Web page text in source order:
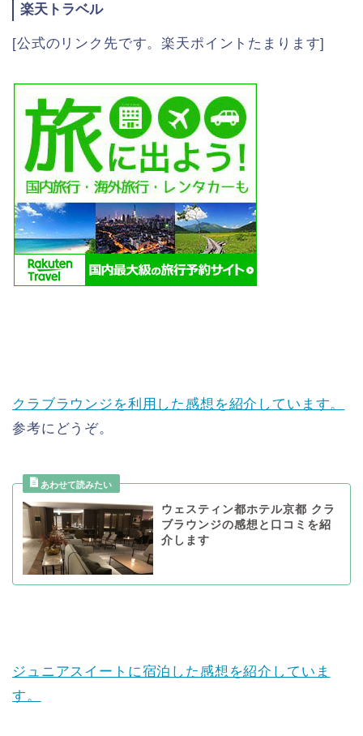
楽天トラベル
[公式のリンク先です。楽天ポイントたまります]
クラブラウンジを利用した感想を紹介しています。
参考にどうぞ。
ウェスティン都ホテル京都 クラ
ブラウンジの感想と口コミを紹
介します
ジュニアスイートに宿泊した感想を紹介していま
す。